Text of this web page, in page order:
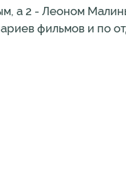
а 2 - Леоном
фильмов и по